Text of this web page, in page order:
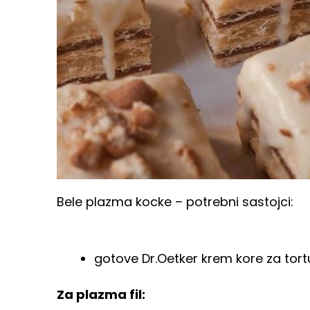
Bele plazma kocke – potrebni sastojci:
gotove Dr.Oetker krem kore za
Za plazma fil: